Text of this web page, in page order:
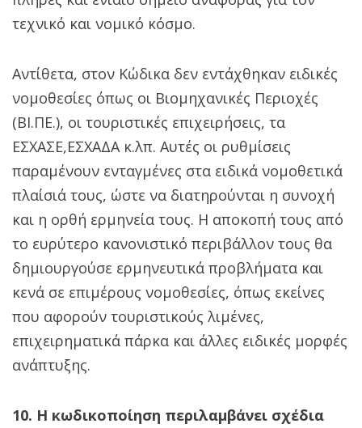
τεχνικό και νομικό κόσμο.
Αντίθετα, στον Κώδικα δεν εντάχθηκαν ειδικές
νομοθεσίες όπως οι Βιομηχανικές Περιοχές
(ΒΙ.ΠΕ.), οι τουριστικές επιχειρήσεις, τα
ΕΣΧΑΣΕ,ΕΣΧΑΔΑ κ.λπ. Αυτές οι ρυθμίσεις
παραμένουν ενταγμένες στα ειδικά νομοθετικά
πλαίσιά τους, ώστε να διατηρούνται η συνοχή
και η ορθή ερμηνεία τους. Η αποκοπή τους από
το ευρύτερο κανονιστικό περιβάλλον τους θα
δημιουργούσε ερμηνευτικά προβλήματα και
κενά σε επιμέρους νομοθεσίες, όπως εκείνες
που αφορούν τουριστικούς λιμένες,
επιχειρηματικά πάρκα και άλλες ειδικές μορφές
ανάπτυξης.
10. Η κωδικοποίηση περιλαμβάνει σχέδια